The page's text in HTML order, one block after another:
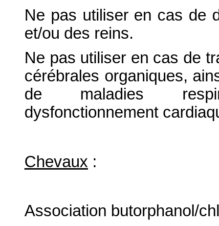
Ne pas utiliser en cas de
et/ou des reins.
Ne pas utiliser en cas de
cérébrales organiques,
de maladies
dysfonctionnement
Chevaux :
Association butorphanol/